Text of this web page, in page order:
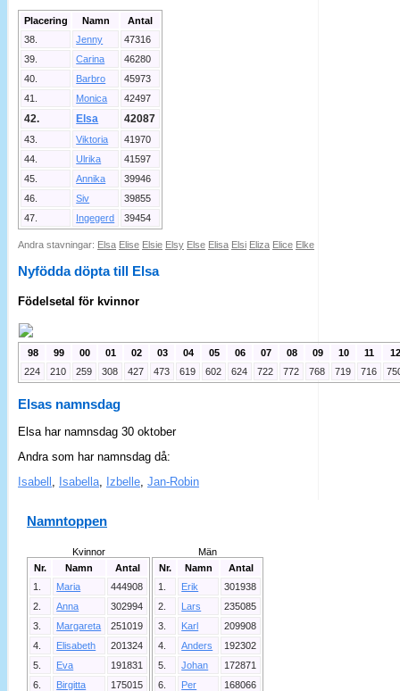
Placering Namn
Antal
38.
Jenny
47316
39.
Carina
46280
40.
Barbro
45973
41.
Monica 42497
42. Elsa 42087
43. Viktoria
41970
44.
Ulrika
41597
45.
Annika
39946
46.
Siv
39855
47.
Ingegerd 39454
Andra stavningar: Elsa Elise Elsie Elsy Else Elisa Elsi Eliza Elice Elke
Nyfödda döpta till Elsa
Födelsetal för kvinnor
98 99 00 01 02 03 04 05 06 07 08 09 10 11
12
224
210 259 308 427 473 619 602 624 722 772 768 719 716
Elsas namnsdag
Elsa har namnsdag 30 oktober
Andra som har namnsdag då:
Isabell
Isabella Izbelle ,Jan-Robin
Namntoppen
Kvinnor
Nr.
Namn
Antal
1.
Maria
444908
2.
Anna
302994
3.
Margareta
251019
4.
Elisabeth
201324
5.
Eva
191831
6.
Birgitta
175015
Män
Nr.
Namn
Antal
1.
Erik
301938
2.
Lars
235085
3.
Karl
209908
4.
Anders
192302
5.
Johan
172871
6.
Per
168066